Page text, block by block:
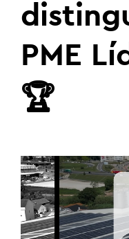
PME
🏆